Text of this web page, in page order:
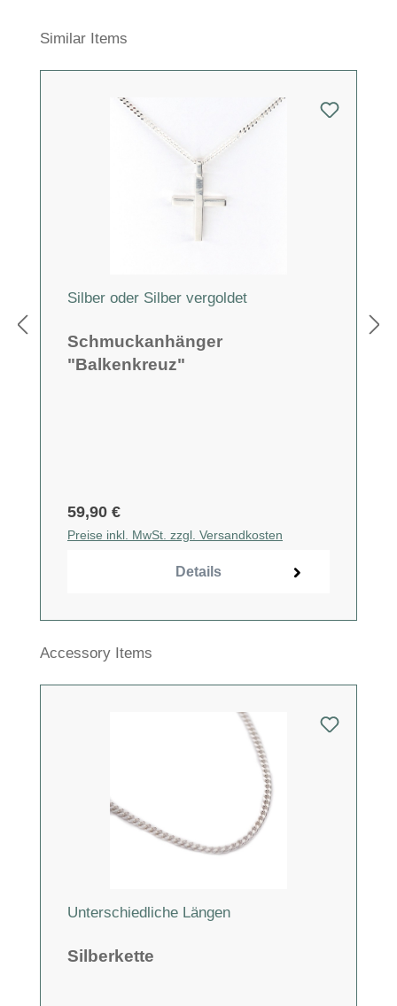
Produktgalerie überspringen
Similar Items
Silber oder Silber vergoldet
Schmuckanhänger
"Balkenkreuz"
59,90 €
Preise inkl. MwSt. zzgl. Versandkosten
Details
Produktgalerie überspringen
Accessory Items
Unterschiedliche Längen
Silberkette